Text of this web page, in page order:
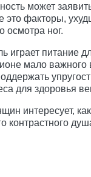
может
это факторы,
осмотра ног.
играет питание
мало
для здоровья
интересует,
контрастного